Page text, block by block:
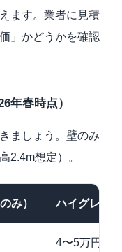
ます。業者に見積
」かどうかを確認
年春時点）
ましょう。壁のみ
2.4m想定）。
み） ハイグレー
4〜5万円